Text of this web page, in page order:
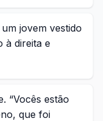
jovem vestido
à direita e
“Vocês estão
que foi